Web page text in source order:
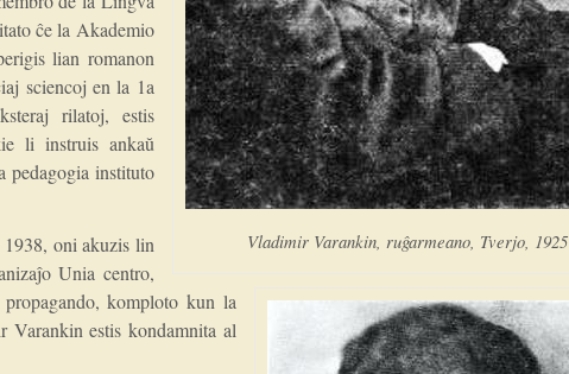
Vladimir Varankin, ruĝarmeano, Tverjo, 1925
ĉe la Akademio
lian romanon
sciencoj en la 1a
rilatoj, estis
li instruis ankaŭ
pedagogia instituto
1938, oni akuzis lin
Unia centro,
komploto kun la
estis kondamnita al